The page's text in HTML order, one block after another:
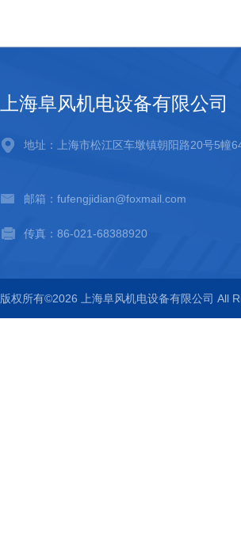
上海阜风机电设备有限公司
地址：上海市松江区车墩镇朝阳路20号5幢
邮箱：fufengjidian@foxmail.com
传真：86-021-68388920
版权所有©2026 上海阜风机电设备有限公司 All